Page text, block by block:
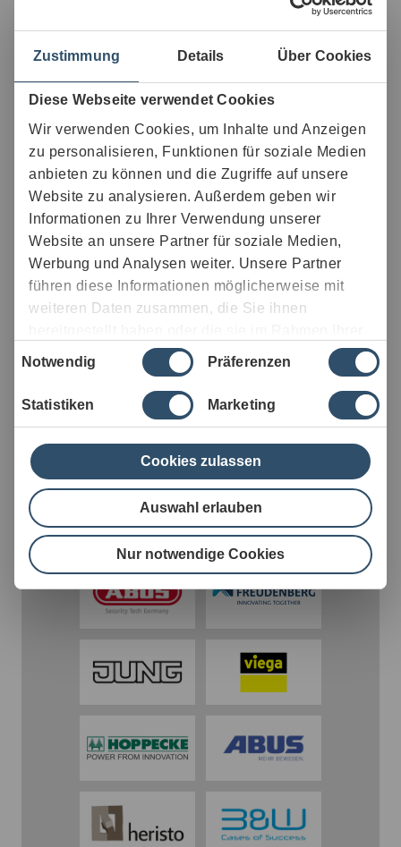
Zustimmung Details Über Cookies
Diese Webseite verwendet Cookies
Wir verwenden Cookies, um Inhalte und Anzeigen
zu personalisieren, Funktionen für soziale Medien
anbieten zu können und die Zugriffe auf unsere
Website zu analysieren. Außerdem geben wir
Informationen zu Ihrer Verwendung unserer
Website an unsere Partner für soziale Medien,
Werbung und Analysen weiter. Unsere Partner
führen diese Informationen möglicherweise mit
weiteren Daten zusammen, die Sie ihnen
Nutzung der Dienste gesammelt haben.
Einwilligungsauswahl
Notwendig Präferenzen
Statistiken Marketing
Cookies zulassen
Auswahl erlauben
Nur notwendige Cookies
• Weiterbildungsangebote und
• Familiengeprägte Unternehmenskultur
• Langfristige Perspektiven in einem stabilen
Unternehmen
• Breites Einsatzspektrum in unterschiedlichen
Branchen
• Moderne Arbeitsumfelder und
Teamorientierung
Karriere im Familienunternehmen
Jetzt bewerben